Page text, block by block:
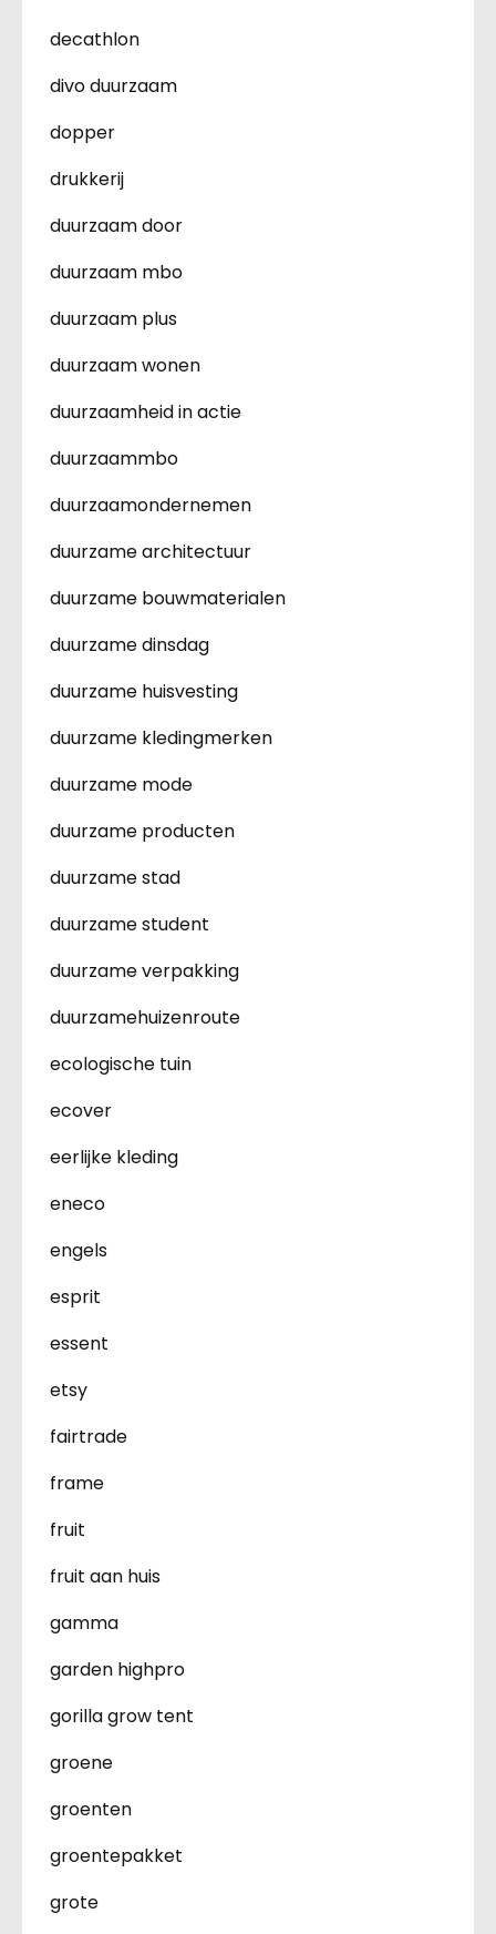
decathlon
divo duurzaam
dopper
drukkerij
duurzaam door
duurzaam mbo
duurzaam plus
duurzaam wonen
duurzaamheid in actie
duurzaammbo
duurzaamondernemen
duurzame architectuur
duurzame bouwmaterialen
duurzame dinsdag
duurzame huisvesting
duurzame kledingmerken
duurzame mode
duurzame producten
duurzame stad
duurzame student
duurzame verpakking
duurzamehuizenroute
ecologische tuin
ecover
eerlijke kleding
eneco
engels
esprit
essent
etsy
fairtrade
frame
fruit
fruit aan huis
gamma
garden highpro
gorilla grow tent
groene
groenten
groentepakket
grote